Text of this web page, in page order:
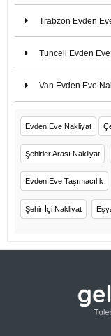
Trabzon Evden
Tunceli Evden
Van Evden Eve
Evden Eve Nakliyat
Şehirler Arası Nakliyat
Evden Eve Taşımacılık
Şehir İçi Nakliyat